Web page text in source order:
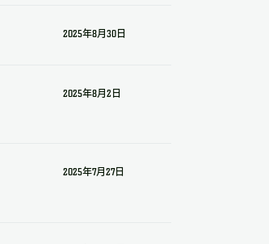
2025年8月30日
2025年8月2日
2025年7月27日